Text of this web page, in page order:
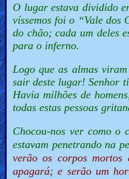
Testimonies
Evangelism
Documentaries
Islam
O lugar estava dividido
víssemos foi o “Vale dos
do chão; cada um deles
para o inferno.
Logo que as almas
sair deste lugar! Senhor
Havia milhões de
todas estas pessoas
Chocou-nos ver como o
estavam penetrando na
verão os corpos mortos
apagará; e serão um